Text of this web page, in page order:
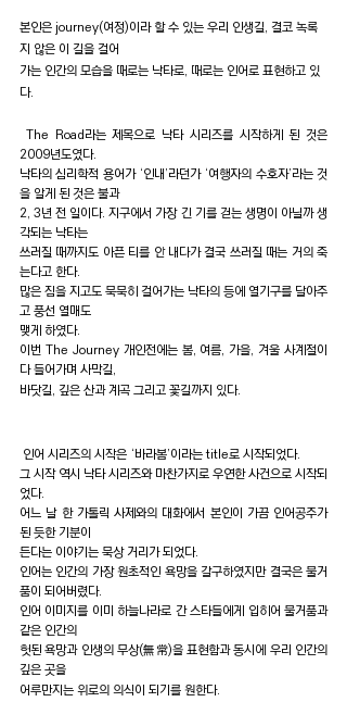
본인은 journey(여정)이라 할 수 있는 우리 인생길, 결코 녹록
지 않은 이 길을 걸어
가는 인간의 모습을 때로는 낙타로, 때로는 인어로 표현하고 있
다.
2009년도였다.
낙타의 심리학적 용어가 ‘인내’라던가 ‘여행자의 수호자’라는 것
을 알게 된 것은 불과
2, 3년 전 일이다. 지구에서 가장 긴 기를 걷는 생명이 아닐까 생
각되는 낙타는
쓰러질 때까지도 아픈 티를 안 내다가 결국 쓰러질 때는 거의 죽
는다고 한다.
많은 짐을 지고도 묵묵히 걸어가는 낙타의 등에 열기구를 달아주
고 풍선 열매도
맺게 하였다.
이번 The Journey 개인전에는 봄, 여름, 가을, 겨울 사계절이
다 들어가며 사막길,
바닷길, 깊은 산과 계곡 그리고 꽃길까지 있다.
인어 시리즈의 시작은 ‘바라봄’이라는 title로 시작되었다.
그 시작 역시 낙타 시리즈와 마찬가지로 우연한 사건으로 시작되
었다.
어느 날 한 가톨릭 사제와의 대화에서 본인이 가끔 인어공주가
된 듯한 기분이
든다는 이야기는 묵상 거리가 되었다.
인어는 인간의 가장 원초적인 욕망을 갈구하였지만 결국은 물거
품이 되어버렸다.
인어 이미지를 이미 하늘나라로 간 스타들에게 입히어 물거품과
같은 인간의
헛된 욕망과 인생의 무상(無常)을 표현함과 동시에 우리 인간의
깊은 곳을
어루만지는 위로의 의식이 되기를 원한다.